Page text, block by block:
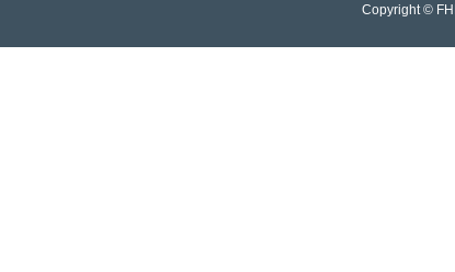
Copyright ©